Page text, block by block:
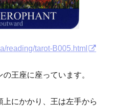
reading/tarot-B005.html
王座に座っています。
にかかり、王は左手から